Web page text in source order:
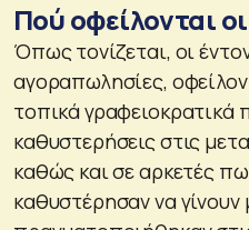
Πού οφείλονται
Όπως τονίζεται, οι
αγοραπωλησίες,
τοπικά γραφειοκρατικά
καθυστερήσεις στις
καθώς και σε αρκετές
καθυστέρησαν να γίνουν